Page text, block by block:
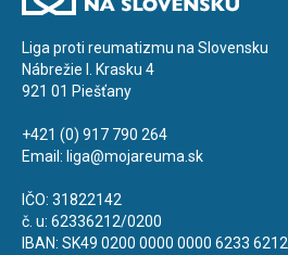
Liga proti reumatizmu na Slovensku
Nábrežie I. Krasku 4
921 01 Piešťany
+421 (0) 917 790 264
Email: liga@mojareuma.sk
IČO: 31822142
č. u: 62336212/0200
IBAN: SK49 0200 0000 0000 6233 6212